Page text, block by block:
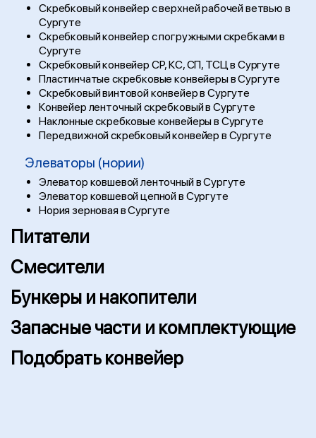
Скребковый конвейер с верхней рабочей ветвью в
Сургуте
Скребковый конвейер с погружными скребками в
Сургуте
Скребковый конвейер СР, КС, СП, ТСЦ в Сургуте
Пластинчатые скребковые конвейеры в Сургуте
Скребковый винтовой конвейер в Сургуте
Конвейер ленточный скребковый в Сургуте
Наклонные скребковые конвейеры в Сургуте
Передвижной скребковый конвейер в Сургуте
Элеваторы (нории)
Элеватор ковшевой ленточный в Сургуте
Элеватор ковшевой цепной в Сургуте
Нория зерновая в Сургуте
Питатели
Смесители
Бункеры и накопители
Запасные части и комплектующие
Подобрать конвейер